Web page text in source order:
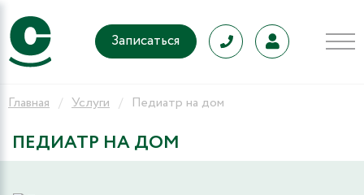
Записаться
Главная Услуги Педиатр на дом
ПЕДИАТР НА ДОМ